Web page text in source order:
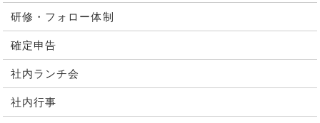
研修・フォロー体制
確定申告
社内ランチ会
社内行事